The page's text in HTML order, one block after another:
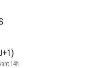
14h